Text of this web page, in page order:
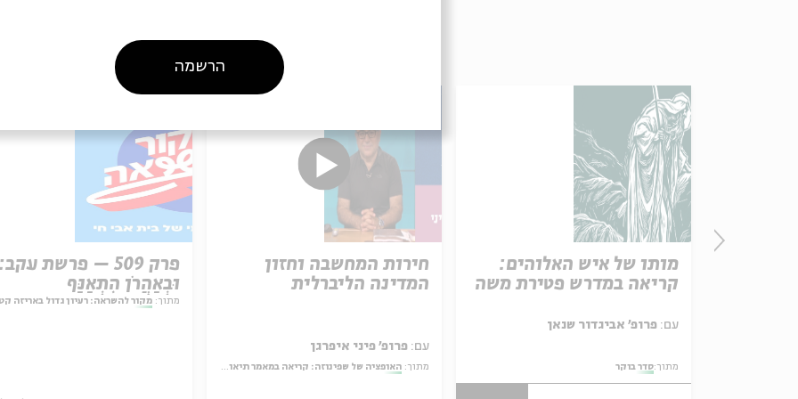
עוד בבית אבי חי
פרק 509 – פרשת עקב:
וּבְאַהֲרֹן הִתְאַנַּף
מתוך: מקור להשראה: רעיון גדול באריזה
חירות המחשבה וחזון
המדינה הליברלית
עם: פרופ' פיני איפרגן
מתוך: האופציה של שפינוזה: קריאה במאמר תיאולוגי־מדיני
מותו של איש האלוהים:
קריאה במדרש פטירת משה
עם:
מתוך:סדר בוקר
הרשמה